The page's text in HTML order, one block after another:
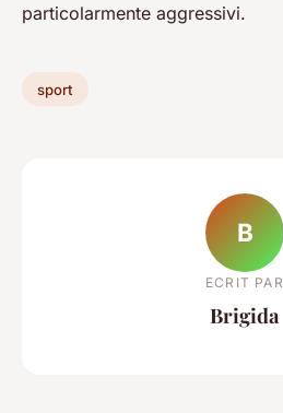
particolarmente aggressivi.
sport
B
ECRIT PAR
Brigida